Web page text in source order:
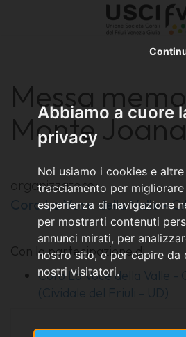
Abbiamo a cuore
privacy
Noi usiamo i cookies e
tracciamento per migliorare
esperienza di navigazione
per mostrarti contenuti
annunci mirati, per
nostro sito, e per capire da
nostri visitatori.
Messa
Monte
organizzatore:
Coro La Voce della Valle -
Con la partecipazione di
Coro La Voce della Valle -
(Cividale del Friuli - UD)